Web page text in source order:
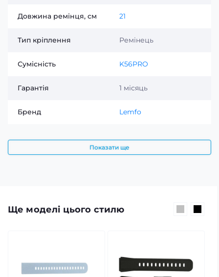
Довжина ремінця, см 21
Тип кріплення Ремінець
Сумісність K56PRO
Гарантія 1 місяць
Бренд Lemfo
Показати ще
Ще моделі цього стилю